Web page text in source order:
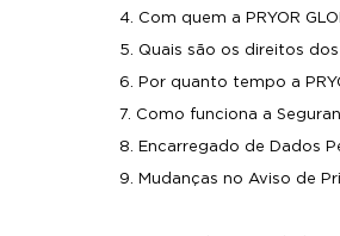
4. Com quem a PRYOR
5. Quais são os direitos
6. Por quanto tempo a
7. Como funciona a
8. Encarregado de Dados
9. Mudanças no Aviso de